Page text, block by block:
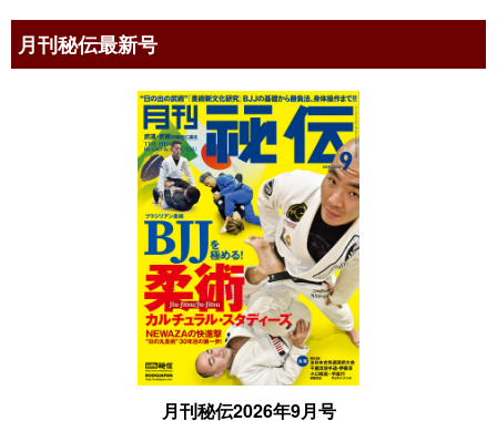
月刊秘伝最新号
月刊秘伝2026年9月号